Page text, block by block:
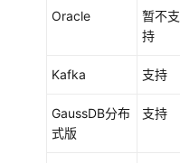
Oracle
暂不支
持
Kafka 支持
GaussDB分布
式版
支持